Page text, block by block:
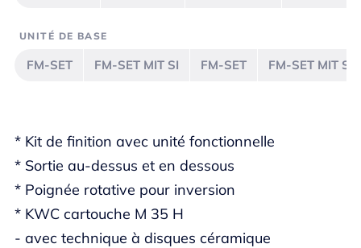
* Kit de finition avec unité fonctionnelle
* Sortie au-dessus et en dessous
* Poignée rotative pour inversion
* KWC cartouche M 35 H
- avec technique à disques céramique
UNITÉ DE BASE
FM-SET FM-SET MIT SI FM-SET FM-SET MIT SI